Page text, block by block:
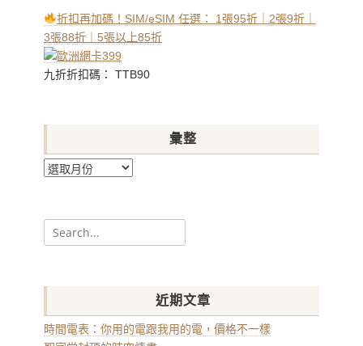
折扣再加碼！SIM/eSIM 任選： 1張95折｜2張9折｜
3張88折｜5張以上85折
九折折扣碼： TTB90
彙整
彙
Search
for:
近期文章
時間電表：你用的電跟我用的電，價格不一樣